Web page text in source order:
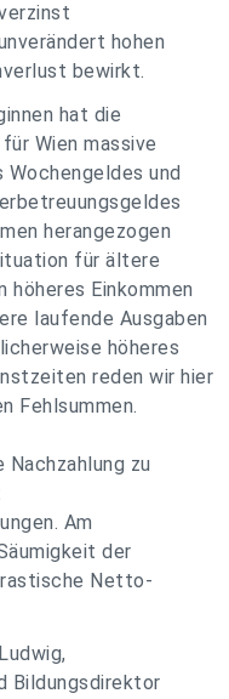
hohen
bewirkt.
hat die
Wien massive
Wochengeldes und
herangezogen
für ältere
höheres Einkommen
laufende Ausgaben
höheres
reden wir hier
Fehlsummen.
zu
Am
der
Netto-
Bildungsdirektor